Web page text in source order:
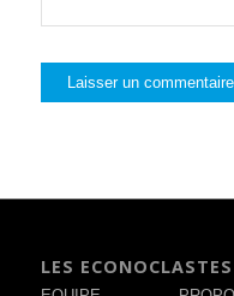
LES ECONOCLASTES